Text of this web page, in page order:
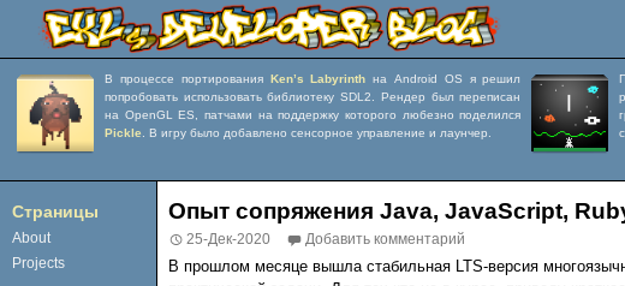
В процессе портирования Ken’s Labyrinth на Android OS я решил
попробовать использовать библиотеку SDL2. Рендер был переписан
на OpenGL ES, патчами на поддержку которого любезно поделился
Pickle . В игру было добавлено сенсорное управление и лаунчер.
Страницы
About
Projects
Опыт сопряжения Java, JavaScript,
25-Дек-2020 Добавить комментарий
В прошлом месяце вышла стабильная LTS-версия